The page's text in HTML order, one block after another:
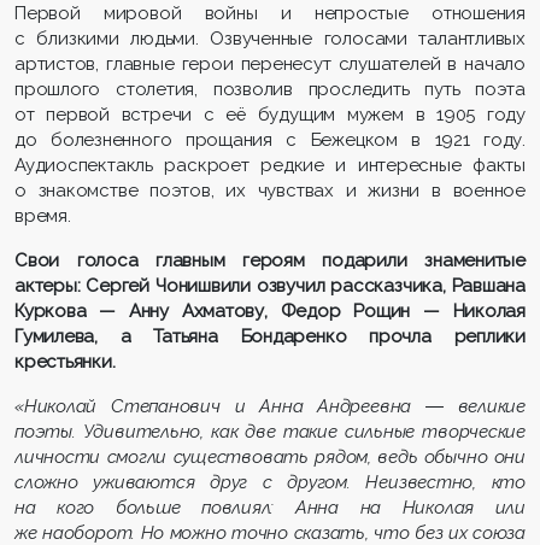
Первой мировой войны и непростые отношения
с близкими людьми. Озвученные голосами талантливых
артистов, главные герои перенесут слушателей в начало
прошлого столетия, позволив проследить путь поэта
от первой встречи с её будущим мужем в 1905 году
до болезненного прощания с Бежецком в 1921 году.
Аудиоспектакль раскроет редкие и интересные факты
о знакомстве поэтов, их чувствах и жизни в военное
время.
Свои голоса главным героям подарили знаменитые
актеры: Сергей Чонишвили озвучил рассказчика, Равшана
Куркова — Анну Ахматову, Федор Рощин — Николая
Гумилева, а Татьяна Бондаренко прочла реплики
крестьянки.
«Николай Степанович и Анна Андреевна ― великие
поэты. Удивительно, как две такие сильные творческие
личности смогли существовать рядом, ведь обычно они
сложно уживаются друг с другом. Неизвестно, кто
на кого больше повлиял: Анна на Николая или
же наоборот. Но можно точно сказать, что без их союза